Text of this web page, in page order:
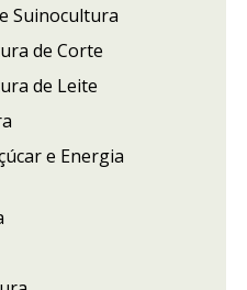
Suinocultura
de Corte
de Leite
e Energia